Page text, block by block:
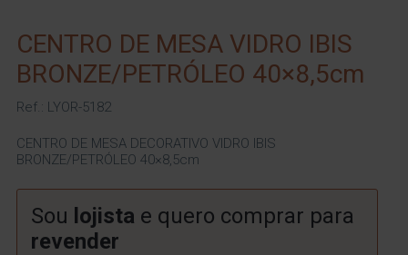
CENTRO DE MESA VIDRO IBIS
BRONZE/PETRÓLEO 40×8,5cm
Ref.: LYOR-5182
CENTRO DE MESA DECORATIVO VIDRO IBIS
BRONZE/PETRÓLEO 40×8,5cm
Sou lojista e quero comprar para
revender